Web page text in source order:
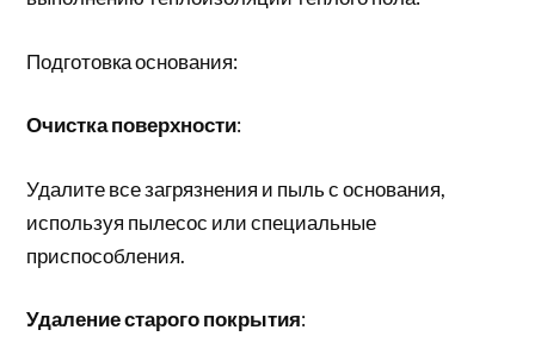
Подготовка основания:
Очистка поверхности:
Удалите все загрязнения и пыль с основания,
используя пылесос или специальные
приспособления.
Удаление старого покрытия: